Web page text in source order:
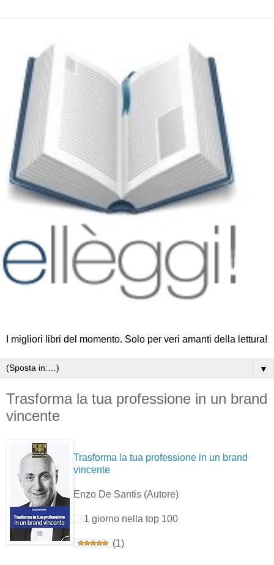
I migliori libri del momento. Solo per veri amanti della lettura!
▼
Trasforma la tua professione in un brand
vincente
Trasforma la tua professione in un brand
vincente
Enzo De Santis (Autore)
1 giorno nella top 100
(1)